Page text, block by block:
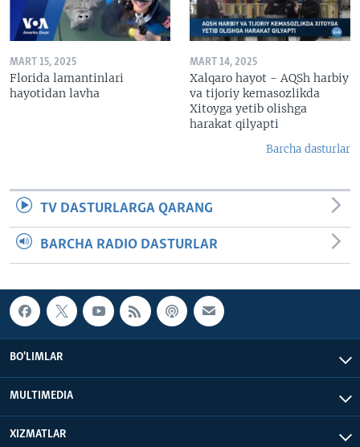
MART 15, 2025
Florida lamantinlari
hayotidan lavha
MART 14, 2025
Xalqaro hayot - AQSh harbiy
va tijoriy kemasozlikda
Xitoyga yetib olishga
harakat qilyapti
Barcha dasturlar
TV DASTURLARGA QARANG
BARCHA RADIO DASTURLAR
BO'LIMLAR
MULTIMEDIA
XIZMATLAR